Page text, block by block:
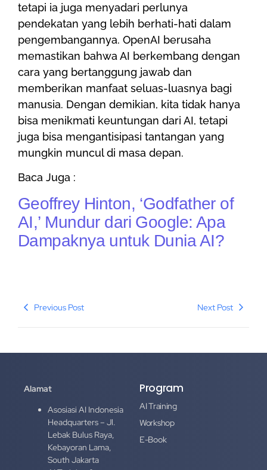
tetapi ia juga menyadari perlunya
pendekatan yang lebih berhati-hati dalam
pengembangannya. OpenAI berusaha
memastikan bahwa AI berkembang dengan
cara yang bertanggung jawab dan
memberikan manfaat seluas-luasnya bagi
manusia. Dengan demikian, kita tidak hanya
bisa menikmati keuntungan dari AI, tetapi
juga bisa mengantisipasi tantangan yang
mungkin muncul di masa depan.
Baca Juga :
Geoffrey Hinton, ‘Godfather of
AI,’ Mundur dari Google: Apa
Dampaknya untuk Dunia AI?
Previous Post Next Post
Alamat
Asosiasi AI Indonesia
Headquarters – Jl.
Lebak Bulus Raya,
Kebayoran Lama,
South Jakarta
Program
AI Training
Workshop
E-Book